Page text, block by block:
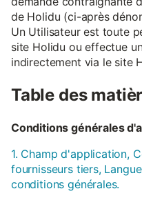
de Holidu (ci-après
Un Utilisateur est toute
site Holidu ou effectue
indirectement via le site
Table des
Conditions générales
1. Champ d'application,
fournisseurs tiers,
conditions générales.